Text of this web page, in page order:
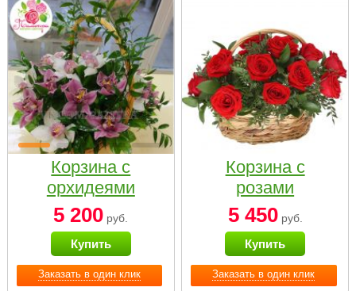
Заказать в один клик
Корзина с
орхидеями
малая
5 200 руб.
Купить
Заказать в один клик
Корзина с
розами
«Красный
Париж»
5 450руб.
Купить